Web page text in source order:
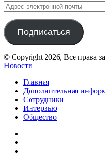
Адрес
электронной
почты
Подписаться
© Copyright 2026, Все права
Новости
Главная
Дополнительная
Сотрудники
Интервью
Общество